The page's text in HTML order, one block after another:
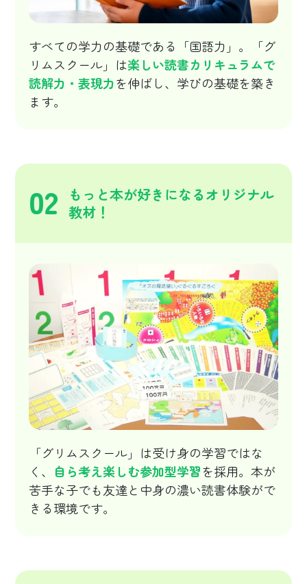
すべての学力の基礎である「国語力」。「グ
リムスクール」は楽しい読書カリキュラムで
読解力・表現力を伸ばし、学びの基礎を築き
ます。
02
もっと本が好きになるオリジナル
教材！
「グリムスクール」は受け身の学習ではな
く、 自ら考え楽しむ参加型学習を採用。本が
苦手な子でも友達と中身の濃い読書体験がで
きる環境です。